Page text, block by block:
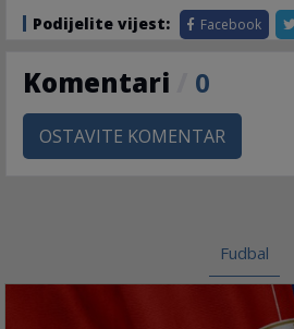
Podijelite vijest: Facebook
Komentari 0
OSTAVITE KOMENTAR
Fudbal